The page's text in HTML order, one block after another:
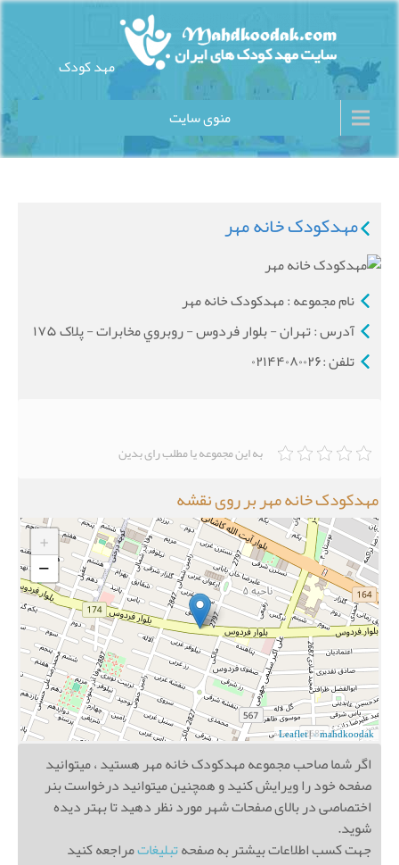
Skip
مهد کودک
سایت مهد کودک های ایران
منوی سایت
مهدکودک خانه مهر
نام مجموعه : مهدکودک خانه مهر
آدرس : تهران - بلوار فردوس - روبروي مخابرات - پلاک ۱۷۵
تلفن :۰۲۱۴۴۰۸۰۰۲۶
به این مجموعه یا مطلب رای بدین
مهدکودک خانه مهر بر روی نقشه
+
−
Leaflet|© mahdkoodak
اگر شما صاحب مجموعه مهدکودک خانه مهر هستید ، میتوانید
صفحه خود را ویرایش کنید و همچنین میتوانید درخواست بنر
اختصاصی در بالای صفحات شهر مورد نظر دهید تا بهتر دیده
شوید.
جهت کسب اطلاعات بیشتر به صفحهتبلیغاتمراجعه کنید